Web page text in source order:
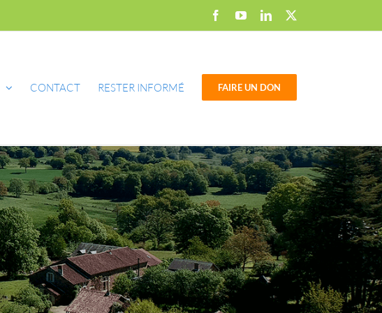
FacebookYouTubeLinkedIn
CONTACT RESTER INFORMÉ FAIRE UN DON